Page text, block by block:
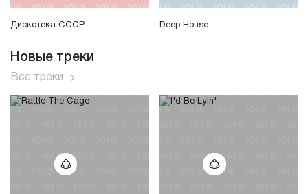
Дискотека СССР Deep House
Новые треки
Все треки